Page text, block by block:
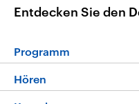
Entdecken Sie den
Programm
Programm
Hören